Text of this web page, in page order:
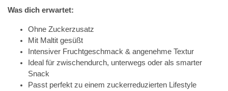
Was dich erwartet:
Ohne Zuckerzusatz
Mit Maltit gesüßt
Intensiver Fruchtgeschmack & angenehme Textur
Ideal für zwischendurch, unterwegs oder als smarter
Snack
Passt perfekt zu einem zuckerreduzierten Lifestyle